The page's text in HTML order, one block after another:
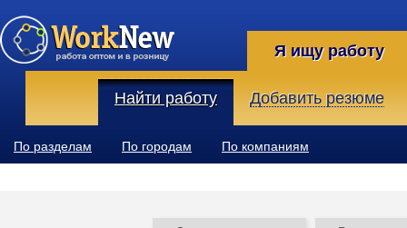
Я ищу работу
Найти работу Добавить резюме
По разделам По городам По компаниям